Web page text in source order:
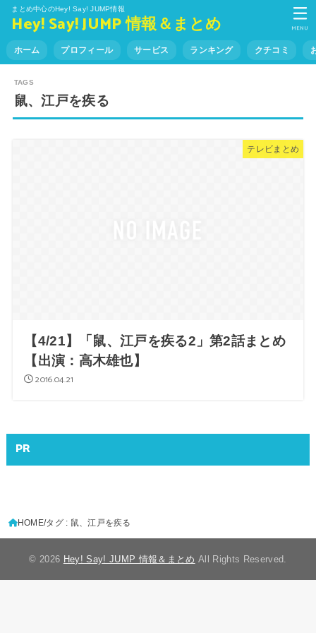
まとめ中心のHey! Say! JUMP情報
Hey! Say! JUMP 情報＆まとめ
ホーム プロフィール サービス ランキング クチコミ
MENU
鼠、江戸を疾る
テレビまとめ
【4/21】「鼠、江戸を疾る2」第2話まとめ
【出演：高木雄也】
2016.04.21
PR
HOME タグ : 鼠、江戸を疾る
© 2026 Hey! Say! JUMP 情報＆まとめ All Rights Reserved.